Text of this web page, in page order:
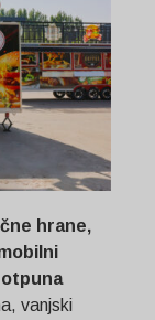
hrane,
vanjski